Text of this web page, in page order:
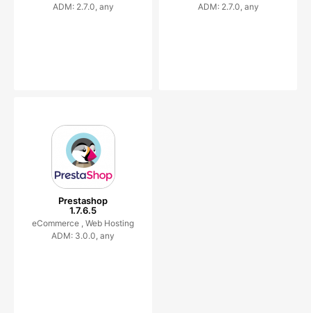
ADM: 2.7.0, any
ADM: 2.7.0, any
Prestashop
1.7.6.5
eCommerce , Web Hosting
ADM: 3.0.0, any